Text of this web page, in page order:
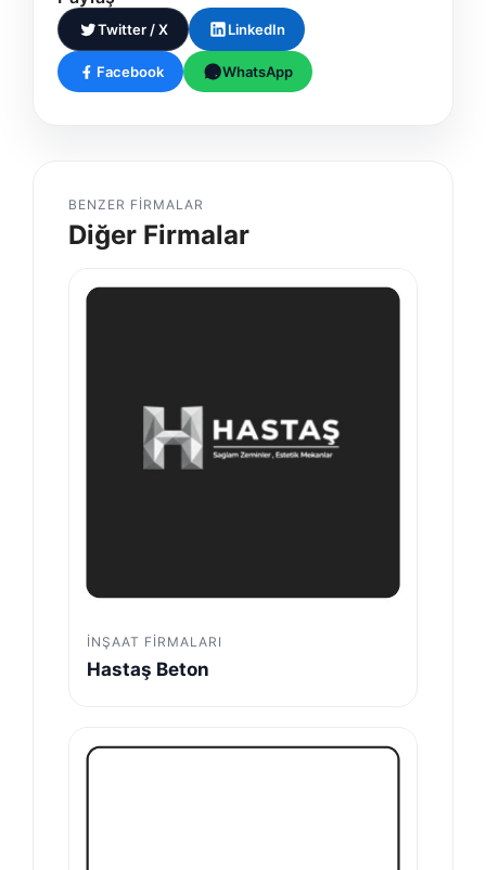
Twitter / X LinkedIn
Facebook WhatsApp
BENZER FIRMALAR
Diğer Firmalar
İNŞAAT FIRMALARI
Hastaş Beton